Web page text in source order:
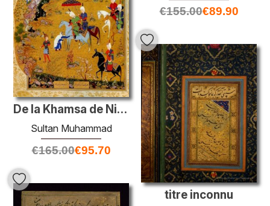
€155.00€89.90
De la Khamsa de Nizami: la vieille femme se plaignant au sultan
Sultan Muhammad
€165.00€95.70
titre inconnu